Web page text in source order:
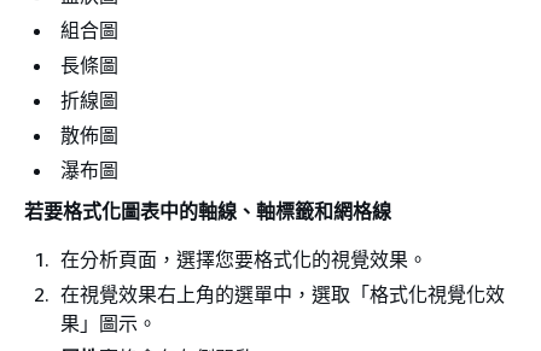
組合圖
長條圖
折線圖
散佈圖
瀑布圖
若要格式化圖表中的軸線、軸標籤和網格線
在分析頁面，選擇您要格式化的視覺效果。
在視覺效果右上角的選單中，選取「格式化視覺化效
果」圖示。